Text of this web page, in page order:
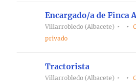
Encargado/a de Finca
Villarrobledo (Albacete)
privado
Tractorista
Villarrobledo (Albacete)